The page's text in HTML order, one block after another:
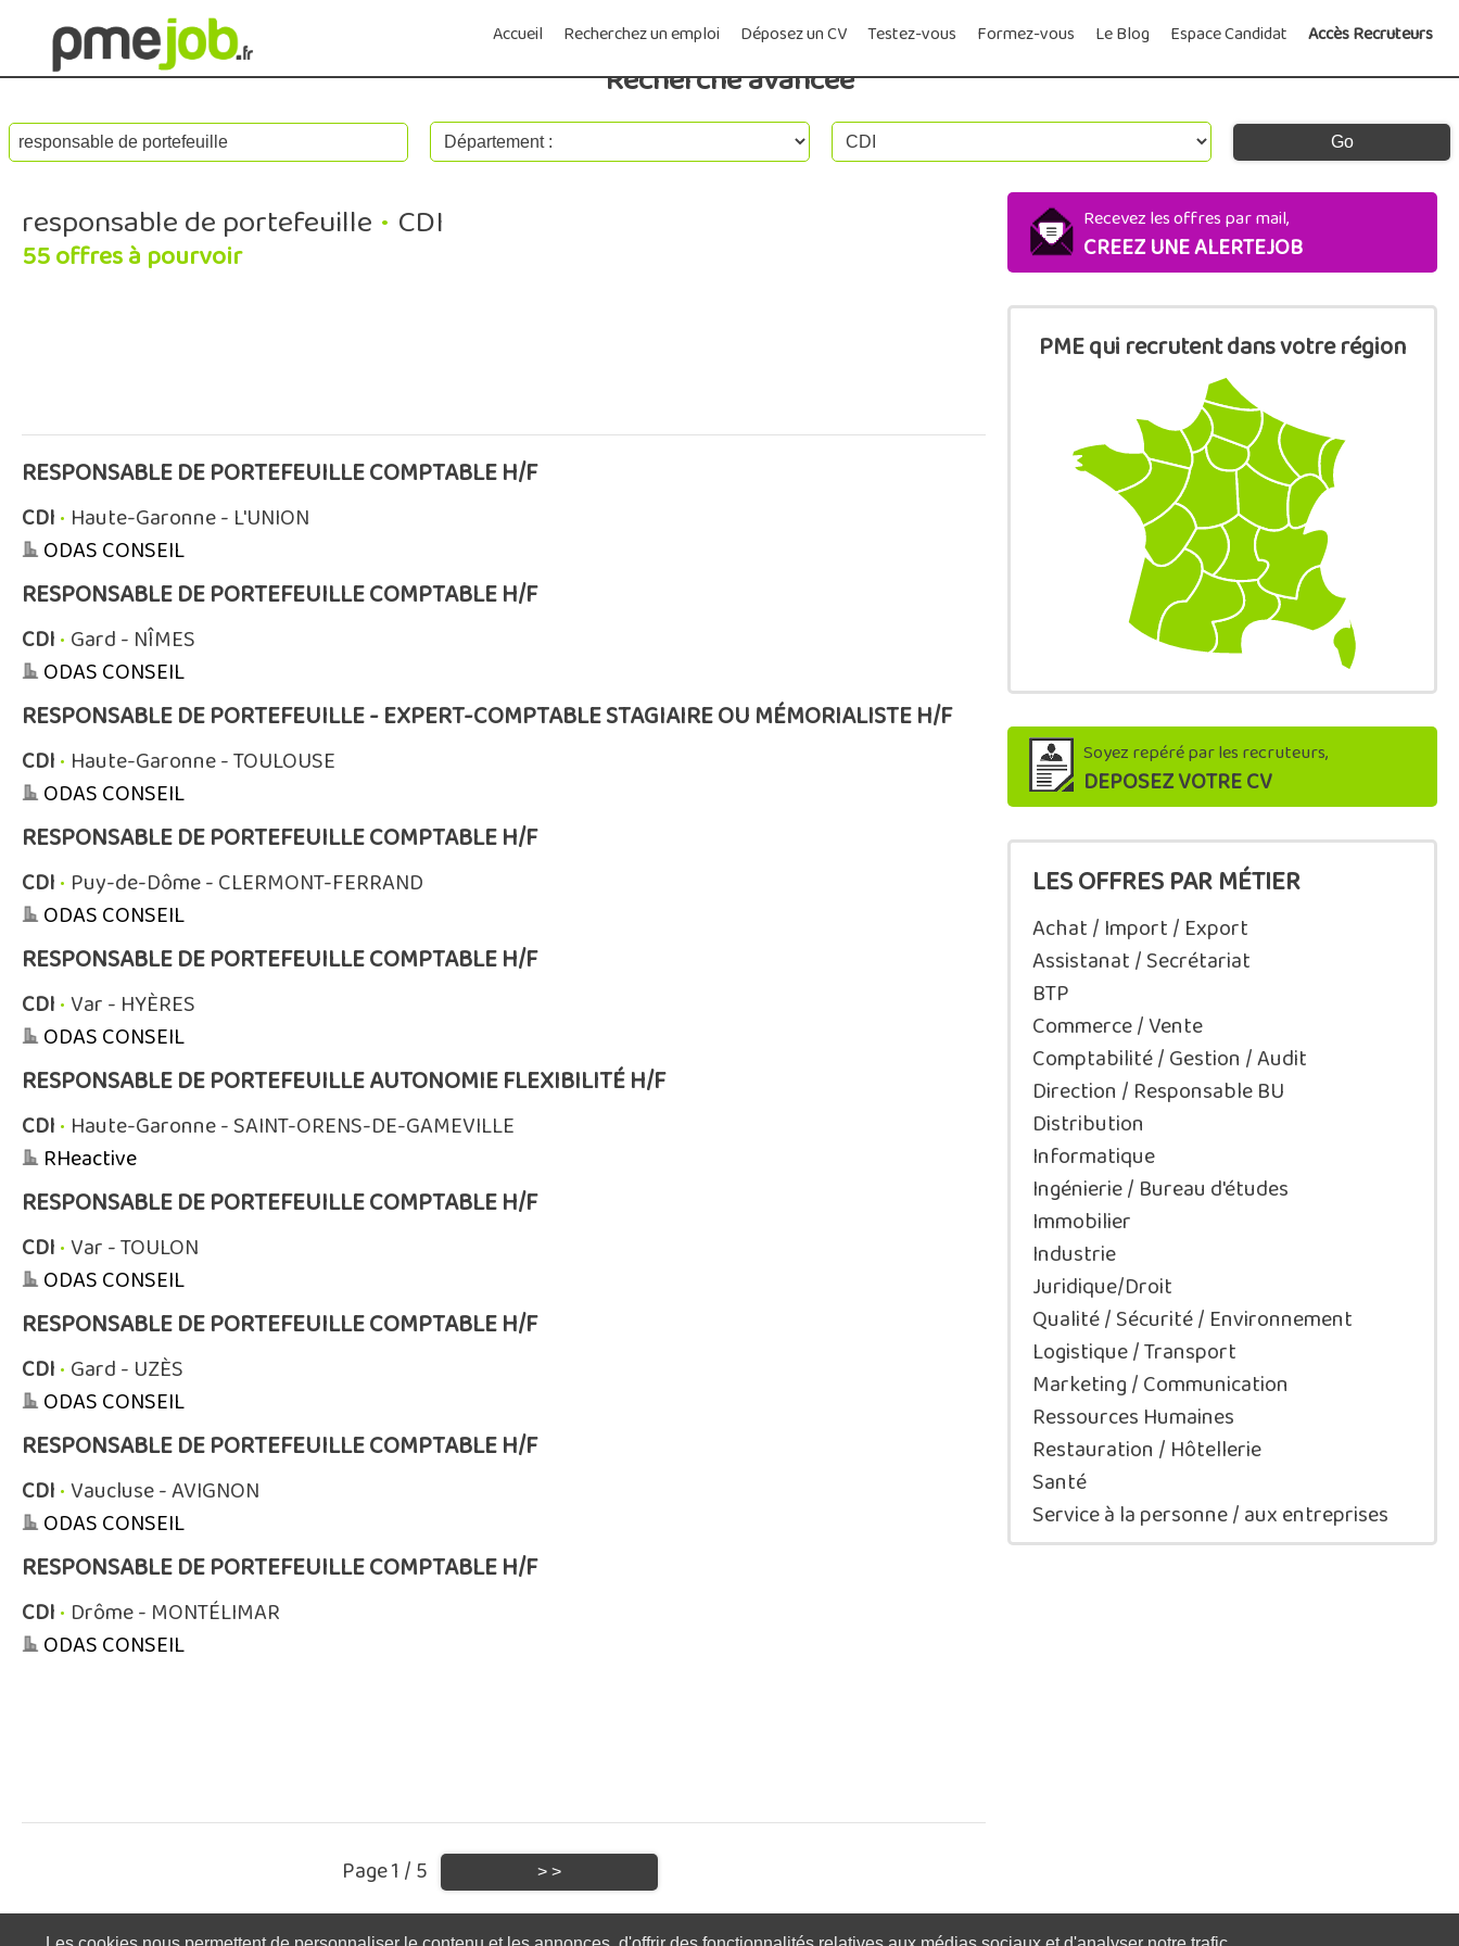
Accueil Recherchez un emploi Déposez un CV Testez-vous Formez-vous Le Blog Espace Candidat Accès Recruteurs
Recherche avancée
responsable de portefeuille • CDI
55 offres à pourvoir
RESPONSABLE DE PORTEFEUILLE COMPTABLE H/F
CDI• Haute-Garonne - L'UNION
ODAS CONSEIL
RESPONSABLE DE PORTEFEUILLE COMPTABLE H/F
CDI• Gard - NÎMES
ODAS CONSEIL
RESPONSABLE DE PORTEFEUILLE - EXPERT-COMPTABLE STAGIAIRE OU MÉMORIALISTE H/F
CDI• Haute-Garonne - TOULOUSE
ODAS CONSEIL
RESPONSABLE DE PORTEFEUILLE COMPTABLE H/F
CDI• Puy-de-Dôme - CLERMONT-FERRAND
ODAS CONSEIL
RESPONSABLE DE PORTEFEUILLE COMPTABLE H/F
CDI•Var - HYÈRES
ODAS CONSEIL
RESPONSABLE DE PORTEFEUILLE AUTONOMIE FLEXIBILITÉ H/F
CDI• Haute-Garonne - SAINT-ORENS-DE-GAMEVILLE
RHeactive
RESPONSABLE DE PORTEFEUILLE COMPTABLE H/F
CDI•Var - TOULON
ODAS CONSEIL
RESPONSABLE DE PORTEFEUILLE COMPTABLE H/F
CDI• Gard - UZÈS
ODAS CONSEIL
RESPONSABLE DE PORTEFEUILLE COMPTABLE H/F
CDI•Vaucluse - AVIGNON
ODAS CONSEIL
RESPONSABLE DE PORTEFEUILLE COMPTABLE H/F
CDI• Drôme - MONTÉLIMAR
ODAS CONSEIL
Page 1 / 5
Recevez les offres par mail,
CREEZ UNE ALERTEJOB
PME qui recrutent dans votre région
Soyez repéré par les recruteurs,
DEPOSEZ VOTRE CV
LES OFFRES PAR MÉTIER
Achat / Import / Export
Assistanat / Secrétariat
BTP
Commerce / Vente
Comptabilité / Gestion / Audit
Direction / Responsable BU
Distribution
Informatique
Ingénierie / Bureau d'études
Immobilier
Industrie
Juridique/Droit
Qualité / Sécurité / Environnement
Logistique / Transport
Marketing / Communication
Ressources Humaines
Restauration / Hôtellerie
Santé
Service à la personne / aux entreprises